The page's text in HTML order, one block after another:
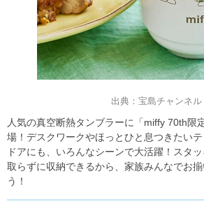
出典：宝島チャンネル
人気の真空断熱タンブラーに「miffy 70th限
場！デスクワークやほっとひと息つきたい
ドアにも、いろんなシーンで大活躍！スタ
取らずに収納できるから、家族みんなでお
う！